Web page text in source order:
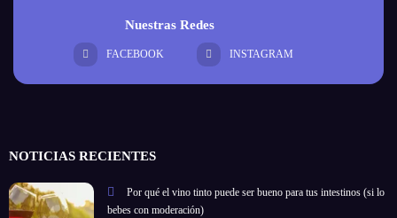
Nuestras Redes
FACEBOOK INSTAGRAM
NOTICIAS RECIENTES
Por qué el vino tinto puede ser bueno para tus intestinos (si lo
bebes con moderación)